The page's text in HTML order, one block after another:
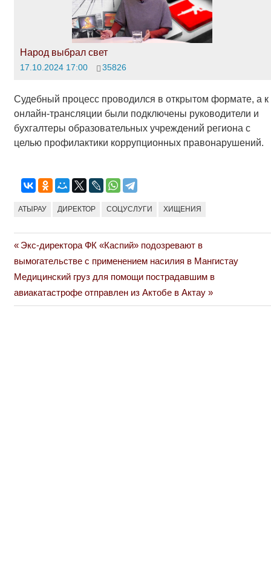
Народ выбрал свет
17.10.2024 17:00 35826
Судебный процесс проводился в открытом формате, а к
онлайн-трансляции были подключены руководители и
бухгалтеры образовательных учреждений региона с
целью профилактики коррупционных правонарушений.
АТЫРАУ ДИРЕКТОР СОЦУСЛУГИ ХИЩЕНИЯ
Навигация
по
записям
Previous
Post:
Экс-директора ФК «Каспий» подозревают в
вымогательстве с применением насилия в Мангистау
Next
Post:
Медицинский груз для помощи пострадавшим в
авиакатастрофе отправлен из Актобе в Актау